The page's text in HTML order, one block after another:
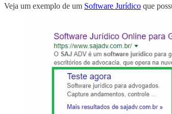
Veja um exemplo de um Software Jurídico que